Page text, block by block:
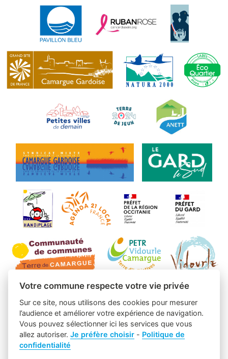
Votre commune respecte votre vie privée
Sur ce site, nous utilisons des cookies pour mesurer
l’audience et améliorer votre expérience de navigation.
Vous pouvez sélectionner ici les services que vous
allez autoriser.Je préfère choisir - Politique de
confidentialité